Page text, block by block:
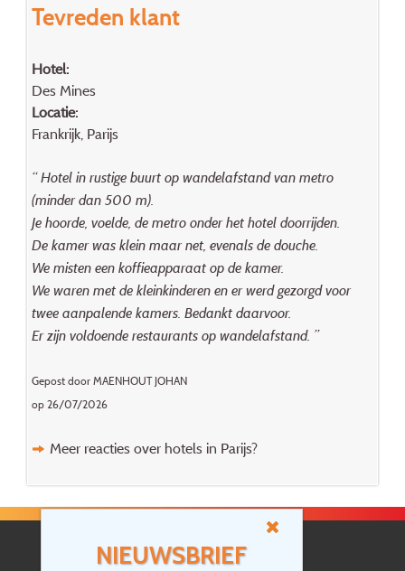
NIEUWSBRIEF
Tevreden klant
Hotel:
Des Mines
Locatie:
Frankrijk, Parijs
“ Hotel in rustige buurt op wandelafstand van metro
(minder dan 500 m).
Je hoorde, voelde, de metro onder het hotel doorrijden.
De kamer was klein maar net, evenals de douche.
We misten een koffieapparaat op de kamer.
We waren met de kleinkinderen en er werd gezorgd voor
twee aanpalende kamers. Bedankt daarvoor.
Er zijn voldoende restaurants op wandelafstand. ”
Gepost door MAENHOUT JOHAN
op 26/07/2026
Meer reacties over hotels in Parijs?